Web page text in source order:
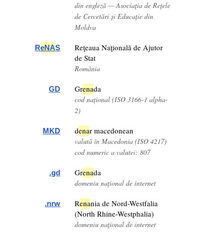
din engleză — Asociația de Rețele
de Cercetări și Educație din
Moldva
ReNAS
Reţeaua Naţională de Ajutor
de Stat
România
GD Grenada
cod național (ISO 3166-1 alpha-
2)
MKD denar macedonean
valută în Macedonia (ISO 4217)
cod numeric a valutei: 807
.gd Grenada
domeniu național de internet
.nrw Renania de Nord-Westfalia
(North Rhine-Westphalia)
domeniu național de internet